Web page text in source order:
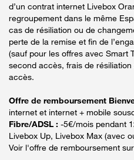
d’un contrat internet Livebox
regroupement dans le même
cas de résiliation ou de
perte de la remise et fin de
(sauf pour les offres avec Smart
second accès, frais de
accès.
Offre de remboursement
internet et internet + mobile
Fibre/ADSL : -5€/mois pendant
Livebox Up, Livebox Max (avec
Voir l'offre de remboursement sur